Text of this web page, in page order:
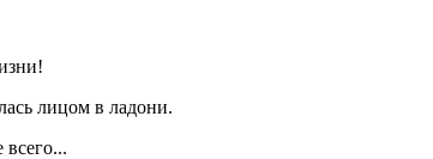
лицом в ладони.